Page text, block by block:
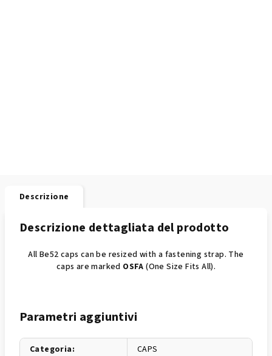
Descrizione
Descrizione dettagliata del prodotto
All Be52 caps can be resized with a fastening strap. The
caps are marked OSFA (One Size Fits All).
Parametri aggiuntivi
Categoria:
CAPS